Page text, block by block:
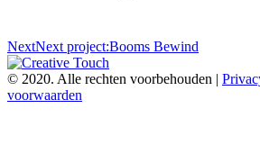
NextNext project:Booms Bewind
© 2020. Alle rechten voorbehouden |
voorwaarden